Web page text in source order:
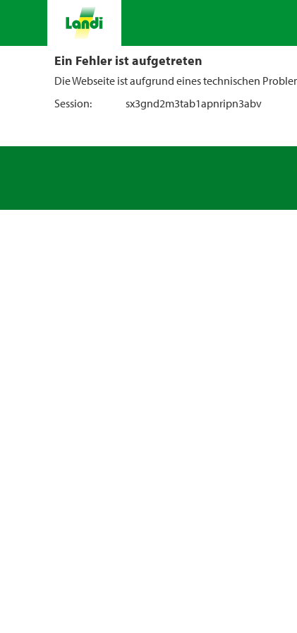
Ein Fehler ist aufgetreten
Die Webseite ist aufgrund eines technischen
Session:
sx3gnd2m3tab1apnripn3abv